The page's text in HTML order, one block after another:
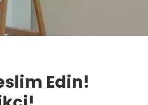
Edin!